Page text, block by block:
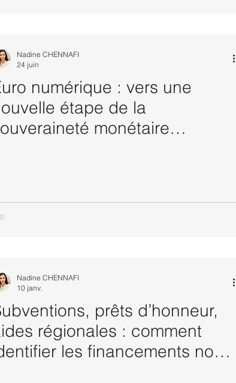
numérique : vers une
étape de la
monétaire
Nadine CHENNAFI
24 juin
prêts d’honneur,
régionales : comment
les financements non
Nadine CHENNAFI
10 janv.